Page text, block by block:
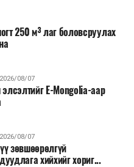
хүнсний ногооны нөөц
аж ахуйн нэгжүүдэд
цахилгааны хөнгөлөлт
үүрэг болголоо.
250 м³ лаг боловсруулах
2026/08/07
элсэлтийг E-Mongolia-аар
2026/08/07
зөвшөөрөлгүй
хийхийг хориг...